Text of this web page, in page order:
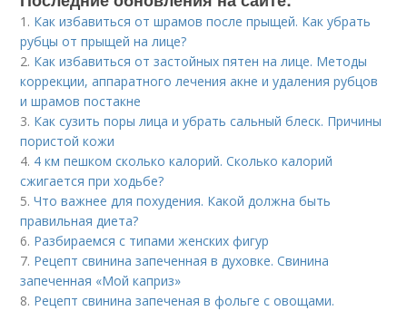
1. Как избавиться от шрамов после прыщей. Как убрать
рубцы от прыщей на лице?
2. Как избавиться от застойных пятен на лице. Методы
коррекции, аппаратного лечения акне и удаления рубцов
и шрамов постакне
3. Как сузить поры лица и убрать сальный блеск. Причины
пористой кожи
4. 4 км пешком сколько калорий. Сколько калорий
сжигается при ходьбе?
5.Что важнее для похудения. Какой должна быть
правильная диета?
6. Разбираемся с типами женских фигур
7. Рецепт свинина запеченная в духовке. Свинина
запеченная «Мой каприз»
8. Рецепт свинина запеченая в фольге с овощами.